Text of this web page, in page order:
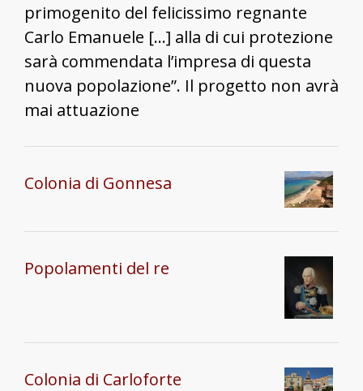
primogenito del felicissimo regnante
Carlo Emanuele [...] alla di cui protezione
sarà commendata l’impresa di questa
nuova popolazione”. Il progetto non avrà
mai attuazione
Colonia di Gonnesa
Popolamenti del re
Colonia di Carloforte